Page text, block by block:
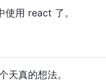
用 react 了。
真的想法。